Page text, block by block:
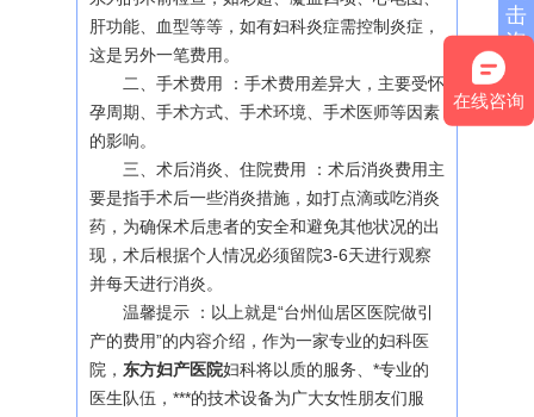
肝功能、血型等等，如有妇科炎症需控制炎症，
这是另外一笔费用。
二、手术费用 ：手术费用差异大，主要受怀
孕周期、手术方式、手术环境、手术医师等因素
的影响。
三、术后消炎、住院费用 ：术后消炎费用主
要是指手术后一些消炎措施，如打点滴或吃消炎
药，为确保术后患者的安全和避免其他状况的出
现，术后根据个人情况必须留院3-6天进行观察
并每天进行消炎。
温馨提示 ：以上就是“台州仙居区医院做引
产的费用”的内容介绍，作为一家专业的妇科医
院， 东方妇产医院妇科将以质的服务、*专业的
医生队伍，***的技术设备为广大女性朋友们服
击
咨
在线咨询